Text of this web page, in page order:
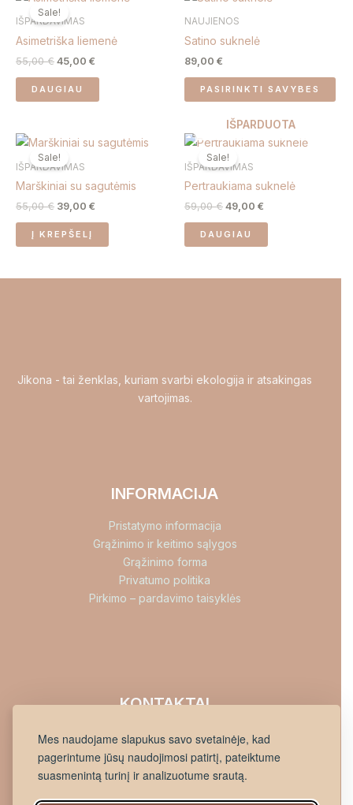
Mes naudojame slapukus savo svetainėje, kad
pagerintume jūsų naudojimosi patirtį, pateiktume
suasmenintą turinį ir analizuotume srautą.
Sale!
IŠPARDAVIMAS
Asimetriška liemenė
55,00€
was:
45,00 €
DAUGIAU
NAUJIENOS
Satino suknelė
89,00 €
PASIRINKTI SAVYBES
Sale!
IŠPARDAVIMAS
Marškiniai su sagutėmis
55,00€
Original
price
was:
39,00 €
Current
price
Į KREPŠELĮ
IŠPARDUOTA
Sale!
IŠPARDAVIMAS
Pertraukiama suknelė
59,00€
Original
price
was:
49,00 €
Current
DAUGIAU
Jikona - tai ženklas, kuriam svarbi ekologija ir atsakingas
vartojimas.
INFORMACIJA
Pristatymo informacija
Grąžinimo ir keitimo sąlygos
Grąžinimo forma
Privatumo politika
Pirkimo – pardavimo taisyklės
KONTAKTAI
info@jikona.lt
+37060898533
Lietuvininkų g. 45, Šilutė